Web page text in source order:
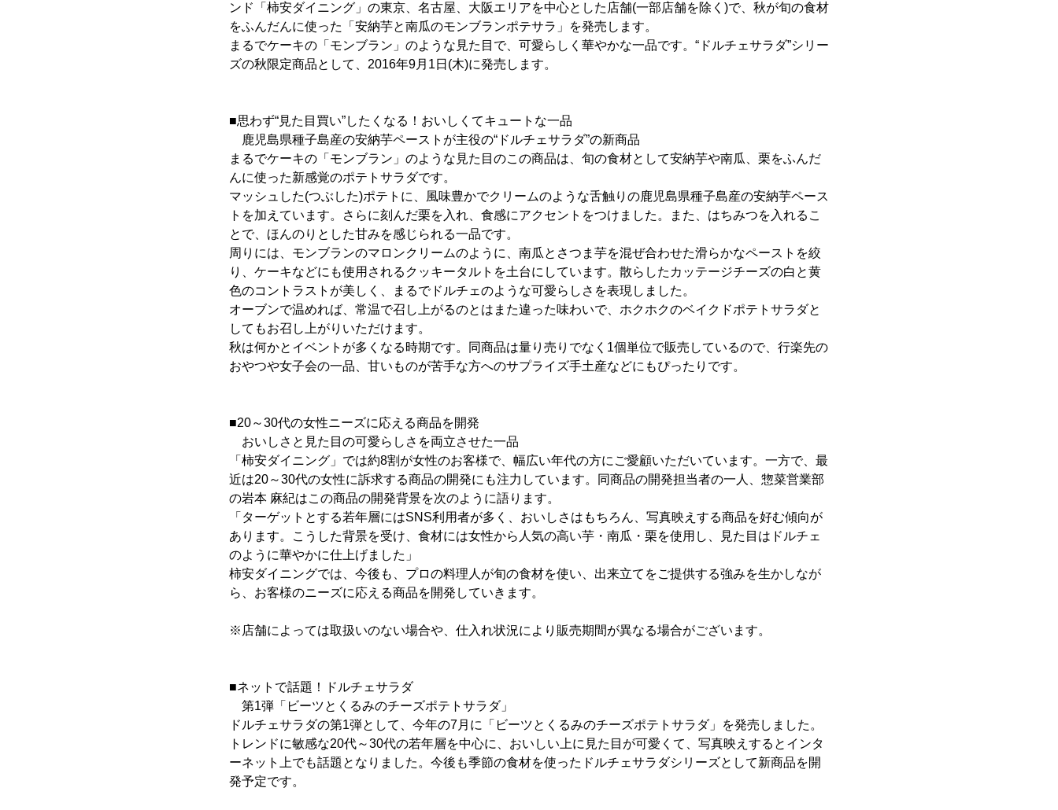
ンド「柿安ダイニング」の東京、名古屋、大阪エリアを中心とした店舗(一部店舗を除く)で、秋が旬の食材
をふんだんに使った「安納芋と南瓜のモンブランポテサラ」を発売します。
まるでケーキの「モンブラン」のような見た目で、可愛らしく華やかな一品です。“ドルチェサラダ”シリー
ズの秋限定商品として、2016年9月1日(木)に発売します。
■思わず“見た目買い”したくなる！おいしくてキュートな一品
鹿児島県種子島産の安納芋ペーストが主役の“ドルチェサラダ”の新商品
まるでケーキの「モンブラン」のような見た目のこの商品は、旬の食材として安納芋や南瓜、栗をふんだ
んに使った新感覚のポテトサラダです。
マッシュした(つぶした)ポテトに、風味豊かでクリームのような舌触りの鹿児島県種子島産の安納芋ペース
トを加えています。さらに刻んだ栗を入れ、食感にアクセントをつけました。また、はちみつを入れるこ
とで、ほんのりとした甘みを感じられる一品です。
周りには、モンブランのマロンクリームのように、南瓜とさつま芋を混ぜ合わせた滑らかなペーストを絞
り、ケーキなどにも使用されるクッキータルトを土台にしています。散らしたカッテージチーズの白と黄
色のコントラストが美しく、まるでドルチェのような可愛らしさを表現しました。
オーブンで温めれば、常温で召し上がるのとはまた違った味わいで、ホクホクのベイクドポテトサラダと
してもお召し上がりいただけます。
秋は何かとイベントが多くなる時期です。同商品は量り売りでなく1個単位で販売しているので、行楽先の
おやつや女子会の一品、甘いものが苦手な方へのサプライズ手土産などにもぴったりです。
■20～30代の女性ニーズに応える商品を開発
おいしさと見た目の可愛らしさを両立させた一品
「柿安ダイニング」では約8割が女性のお客様で、幅広い年代の方にご愛顧いただいています。一方で、最
近は20～30代の女性に訴求する商品の開発にも注力しています。同商品の開発担当者の一人、惣菜営業部
の岩本 麻紀はこの商品の開発背景を次のように語ります。
「ターゲットとする若年層にはSNS利用者が多く、おいしさはもちろん、写真映えする商品を好む傾向が
あります。こうした背景を受け、食材には女性から人気の高い芋・南瓜・栗を使用し、見た目はドルチェ
のように華やかに仕上げました」
柿安ダイニングでは、今後も、プロの料理人が旬の食材を使い、出来立てをご提供する強みを生かしなが
ら、お客様のニーズに応える商品を開発していきます。
※店舗によっては取扱いのない場合や、仕入れ状況により販売期間が異なる場合がございます。
■ネットで話題！ドルチェサラダ
第1弾「ビーツとくるみのチーズポテトサラダ」
ドルチェサラダの第1弾として、今年の7月に「ビーツとくるみのチーズポテトサラダ」を発売しました。
トレンドに敏感な20代～30代の若年層を中心に、おいしい上に見た目が可愛くて、写真映えするとインタ
ーネット上でも話題となりました。今後も季節の食材を使ったドルチェサラダシリーズとして新商品を開
発予定です。